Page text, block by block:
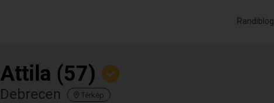
Randiblog
Attila (57)
Debrecen Térkép